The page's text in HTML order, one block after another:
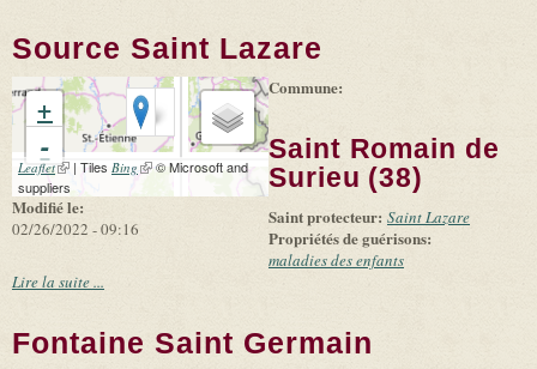
Source Saint Lazare
+
-
Leaflet(link is external)
| Tiles Bing (link is external)
© Microsoft and
suppliers
Modifié le:
02/26/2022 - 09:16
Commune:
Saint Romain de
Surieu (38)
Saint protecteur: Saint Lazare
Propriétés de guérisons:
maladies des enfants
Lire la suite ...
Fontaine Saint Germain